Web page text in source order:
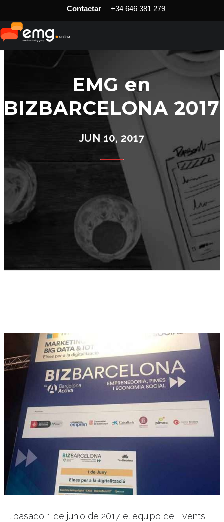
Contactar +34 646 381 279
EMG en
BIZBARCELONA 2017
JUN 10, 2017
El pasado 1 de junio de 2017 el equipo de Events